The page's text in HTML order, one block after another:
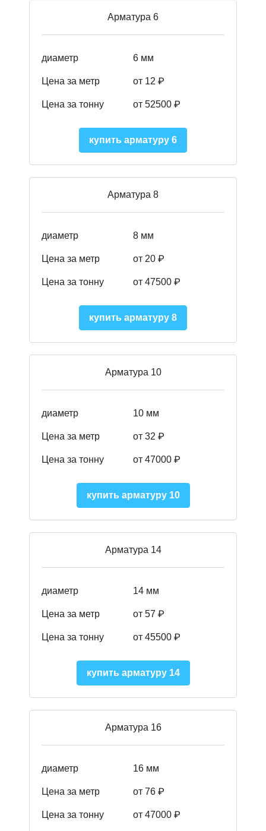
Арматура 6
диаметр 6 мм
Цена за метр от 12 ₽
Цена за тонну от 52500 ₽
купить арматуру 6
Арматура 8
диаметр 8 мм
Цена за метр от 20 ₽
Цена за тонну от 47500 ₽
купить арматуру 8
Арматура 10
диаметр 10 мм
Цена за метр от 32 ₽
Цена за тонну от 47000 ₽
купить арматуру 10
Арматура 14
диаметр 14 мм
Цена за метр от 57 ₽
Цена за тонну от 45500 ₽
купить арматуру 14
Арматура 16
диаметр 16 мм
Цена за метр от 76 ₽
Цена за тонну от 47000 ₽